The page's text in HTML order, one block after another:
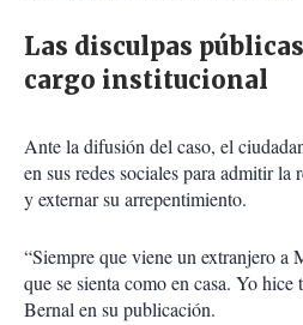
Las disculpas
cargo institucional
Ante la difusión del caso, el
en sus redes sociales para admitir la
y externar su arrepentimiento.
“Siempre que viene un extranjero a
que se sienta como en casa. Yo
Bernal en su publicación.